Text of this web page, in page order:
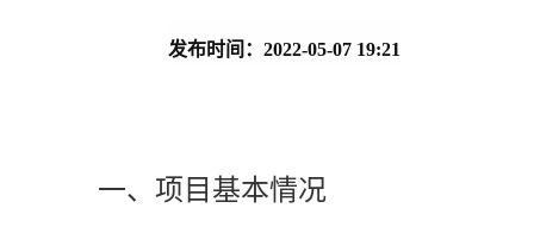
发布时间：2022-05-07 19:21
一、项目基本情况